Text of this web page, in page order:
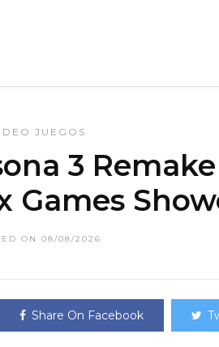
JUEGOS
3
Games
ON 08/08/2026
Share On Facebook